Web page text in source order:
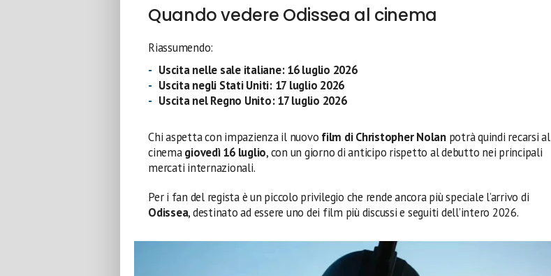
Quando vedere Odissea al cinema
Riassumendo:
Uscita nelle sale italiane: 16 luglio 2026
Uscita negli Stati Uniti: 17 luglio 2026
Uscita nel Regno Unito: 17 luglio 2026
Chi aspetta con impazienza il nuovo film di Christopher Nolan potrà quindi recarsi al
cinemagiovedì 16 luglio, con un giorno di anticipo rispetto al debutto nei principali
mercati internazionali.
Per i fan del regista è un piccolo privilegio che rende ancora più speciale l’arrivo di
Odissea, destinato ad essere uno dei film più discussi e seguiti dell’intero 2026.